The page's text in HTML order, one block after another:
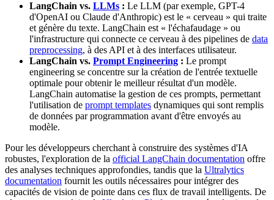
LangChain vs. LLMs : Le LLM (par exemple, GPT-4
d'OpenAI ou Claude d'Anthropic) est le « cerveau » qui traite
et génère du texte. LangChain est « l'échafaudage » ou
l'infrastructure qui connecte ce cerveau à des pipelines de data
preprocessing, à des API et à des interfaces utilisateur.
LangChain vs. Prompt Engineering : Le prompt
engineering se concentre sur la création de l'entrée textuelle
optimale pour obtenir le meilleur résultat d'un modèle.
LangChain automatise la gestion de ces prompts, permettant
l'utilisation de prompt templates dynamiques qui sont remplis
de données par programmation avant d'être envoyés au
modèle.
Pour les développeurs cherchant à construire des systèmes d'IA
robustes, l'exploration de la official LangChain documentation offre
des analyses techniques approfondies, tandis que la Ultralytics
documentation fournit les outils nécessaires pour intégrer des
capacités de vision de pointe dans ces flux de travail intelligents. De